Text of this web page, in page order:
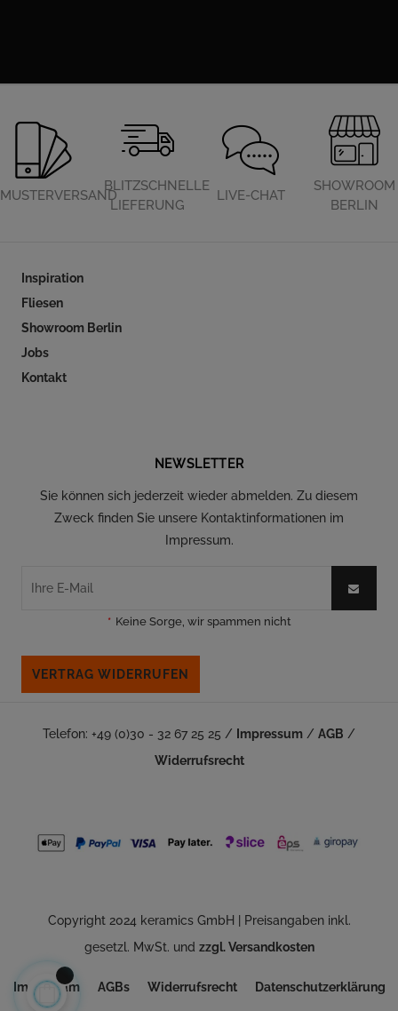
MUSTERVERSAND
BLITZSCHNELLE
LIEFERUNG
LIVE-CHAT
SHOWROOM
BERLIN
Inspiration
Fliesen
Showroom Berlin
Jobs
Kontakt
NEWSLETTER
Sie können sich jederzeit wieder abmelden. Zu diesem
Zweck finden Sie unsere Kontaktinformationen im
Impressum.
* Keine Sorge, wir spammen nicht
VERTRAG WIDERRUFEN
Telefon: +49 (0)30 - 32 67 25 25 / Impressum / AGB /
Widerrufsrecht
Copyright 2024 keramics GmbH | Preisangaben inkl.
gesetzl. MwSt. und zzgl. Versandkosten
Impressum AGBs Widerrufsrecht Datenschutzerklärung